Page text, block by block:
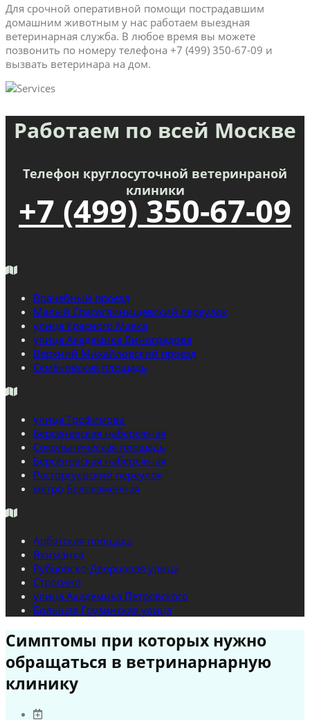
Для срочной оперативной помощи пострадавшим
домашним животным у нас работаем выездная
ветеринарная служба. В любое время вы можете
позвонить по номеру телефона +7 (499) 350-67-09 и
вызвать ветеринара на дом.
Работаем по всей Москве
Телефон круглосуточной ветеринраной
клиники
+7 (499) 350-67-09
Врачебный проезд
Малый Спасоглинищевский переулок
улица Красного Маяка
улица Академика Виноградова
Верхний Михайловский проезд
Семёновская площадь
улица Трофимова
Берсеневская набережная
Сокольническая площадь
Берсеневская набережная
Расторгуевский переулок
метро Белокаменная
Арбатская площадь
Якиманка
Рубцовско-Дворцовая улица
Строгино
улица Академика Петровского
Большая Грузинская улица
Симптомы при которых нужно
обращаться в ветринарнарную
клинику